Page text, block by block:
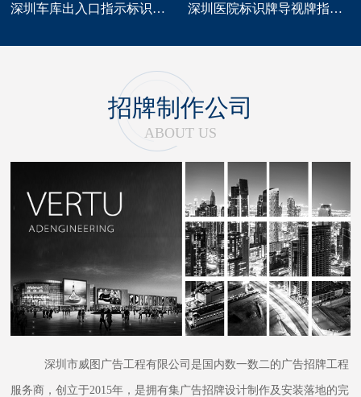
深圳车库出入口指示标识牌制作 深圳医院标识牌导视牌指示路牌设计制作
招牌制作公司
ABOUT US
深圳市威图广告工程有限公司是国内数一数二的广告招牌工程
服务商，创立于2015年，是拥有集广告招牌设计制作及安装落地的完